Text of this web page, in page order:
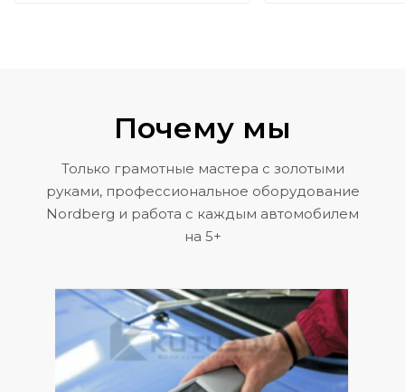
Почему мы
Только грамотные мастера с золотыми
руками, профессиональное оборудование
Nordberg и работа с каждым автомобилем
на 5+